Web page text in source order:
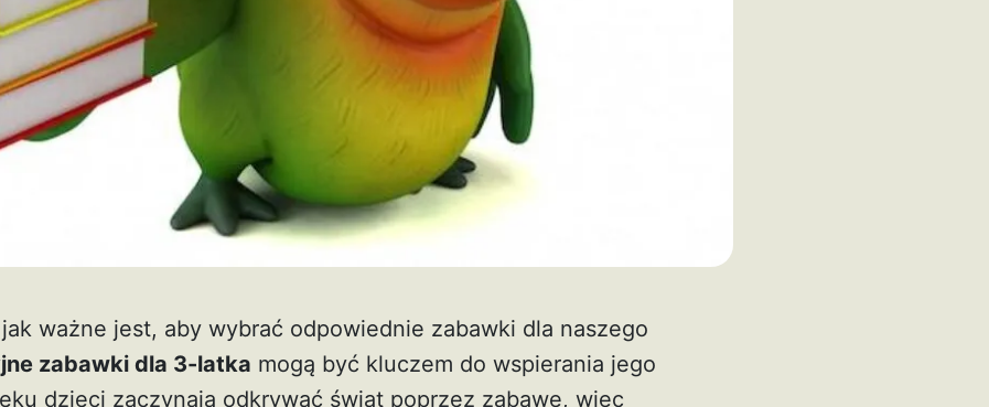
ważne jest, aby wybrać odpowiednie zabawki dla naszego
zabawki dla 3-latka mogą być kluczem do wspierania jego
dzieci zaczynają odkrywać świat poprzez zabawę, więc